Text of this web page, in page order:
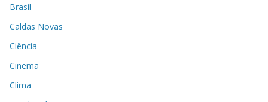
Brasil
Caldas Novas
Ciência
Cinema
Clima